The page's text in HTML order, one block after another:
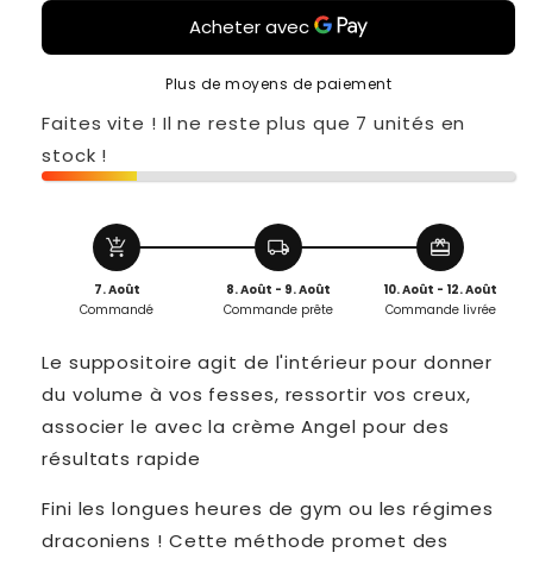
Plus de moyens de paiement
Faites vite ! Il ne reste plus que 7 unités en
stock !
add_shopping_cart
7. Août
Commandé
local_shipping
8. Août - 9. Août
Commande prête
redeem
10. Août - 12. Août
Commande livrée
Le suppositoire agit de l'intérieur pour donner
du volume à vos fesses, ressortir vos creux,
associer le avec la crème Angel pour des
résultats rapide
Fini les longues heures de gym ou les régimes
draconiens ! Cette méthode promet des